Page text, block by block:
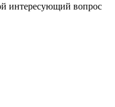
интересующий вопрос